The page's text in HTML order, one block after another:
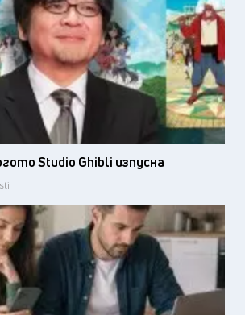
Studio Ghibli изпусна